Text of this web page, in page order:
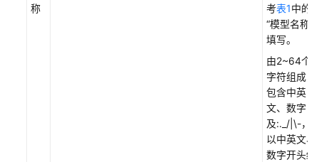
称
考表1中的
“模型名称”
填写。
由2~64个
字符组成，
包含中英
文、数字
及:._/|\-，
以中英文、
数字开头结